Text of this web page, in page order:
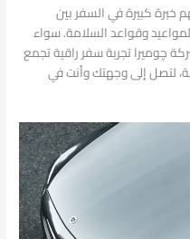
خبرة كبيرة في السفر بين
وقواعد السلامة. سواء
چوميرا تجربة سفر راقية تجمع
لتصل إلى وجهتك وأنت في